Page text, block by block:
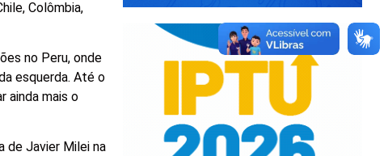
Colômbia,
no Peru, onde
esquerda. Até o
ainda mais o
de Javier Milei na